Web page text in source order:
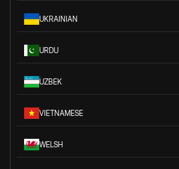
UKRAINIAN
URDU
UZBEK
VIETNAMESE
WELSH